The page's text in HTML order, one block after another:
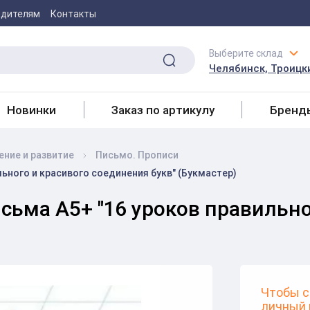
Контакты
Выберите склад
Челябинск,
Новинки Заказ по артикулу
и развитие
Письмо. Прописи
и красивого соединения букв" (Букмастер)
А5+ "16 уроков
Чтобы
личный